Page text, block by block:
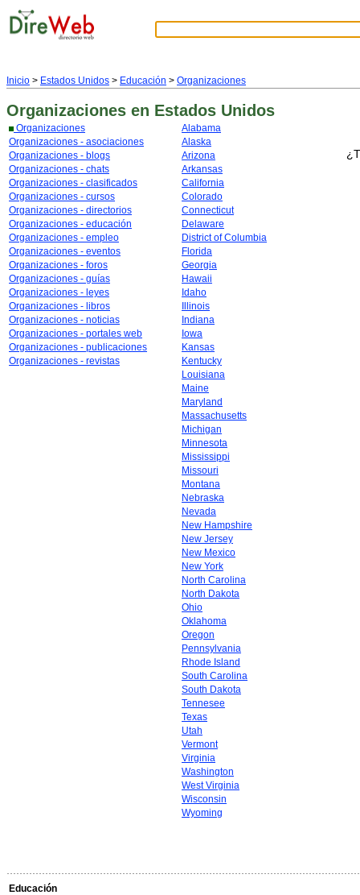
Inicio > Estados Unidos > Educación > Organizaciones
Organizaciones en Estados Unidos
Organizaciones
Organizaciones - asociaciones
Organizaciones - blogs
Organizaciones - chats
Organizaciones - clasificados
Organizaciones - cursos
Organizaciones - directorios
Organizaciones - educación
Organizaciones - empleo
Organizaciones - eventos
Organizaciones - foros
Organizaciones - guías
Organizaciones - leyes
Organizaciones - libros
Organizaciones - noticias
Organizaciones - portales web
Organizaciones - publicaciones
Organizaciones - revistas
Alabama
Alaska
Arizona
Arkansas
California
Colorado
Connecticut
Delaware
District of Columbia
Florida
Georgia
Hawaii
Idaho
Illinois
Indiana
Iowa
Kansas
Kentucky
Louisiana
Maine
Maryland
Massachusetts
Michigan
Minnesota
Mississippi
Missouri
Montana
Nebraska
Nevada
New Hampshire
New Jersey
New Mexico
New York
North Carolina
North Dakota
Ohio
Oklahoma
Oregon
Pennsylvania
Rhode Island
South Carolina
South Dakota
Tennesee
Texas
Utah
Vermont
Virginia
Washington
West Virginia
Wisconsin
Wyoming
Educación